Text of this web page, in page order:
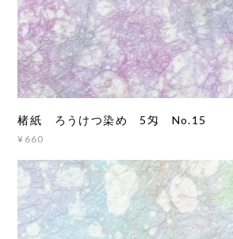
楮紙 ろうけつ染め 5匁 No.15
¥660